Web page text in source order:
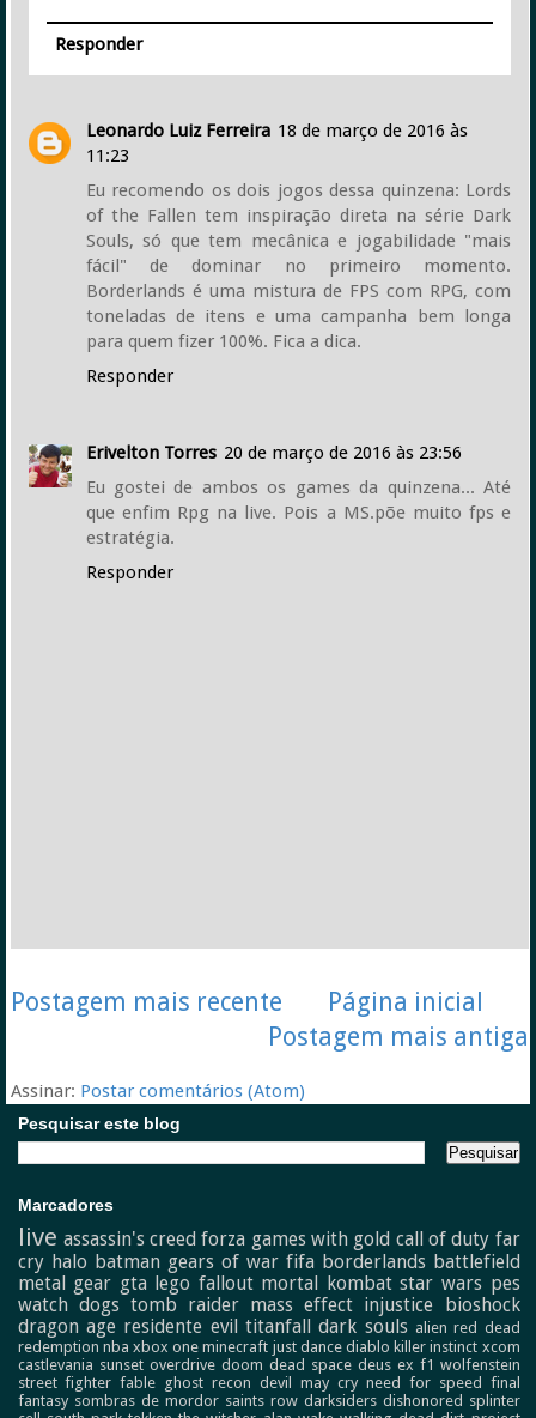
Responder
Leonardo Luiz Ferreira 18 de março de 2016 às
11:23
Eu recomendo os dois jogos dessa quinzena: Lords
of the Fallen tem inspiração direta na série Dark
Souls, só que tem mecânica e jogabilidade "mais
fácil" de dominar no primeiro momento.
Borderlands é uma mistura de FPS com RPG, com
toneladas de itens e uma campanha bem longa
para quem fizer 100%. Fica a dica.
Responder
Erivelton Torres 20 de março de 2016 às 23:56
Eu gostei de ambos os games da quinzena... Até
que enfim Rpg na live. Pois a MS.põe muito fps e
estratégia.
Responder
Postagem mais recente
Postagem mais antiga
Página inicial
Assinar: Postar comentários (Atom)
Pesquisar este blog
Marcadores
live assassin's creed forza games with gold call of duty far
cry halo batman gears of war fifa borderlands battlefield
metal gear gta lego fallout mortal kombat star wars pes
watch dogs tomb raider mass effect injustice bioshock
dragon age residente evil titanfall dark souls alien red dead
redemption nba xbox one minecraft just dance diablo killer instinct xcom
castlevania sunset overdrive doom dead space deus ex f1 wolfenstein
street fighter fable ghost recon devil may cry need for speed final
fantasy sombras de mordor saints row darksiders dishonored splinter